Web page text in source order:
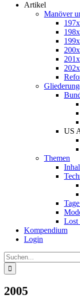
Artikel
Manöver
197x
198x
199x
200x
201x
202x
US
Themen
Lost
Kompendium
Login
Suche
nach:
2005